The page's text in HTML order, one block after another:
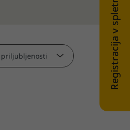
priljubljenosti